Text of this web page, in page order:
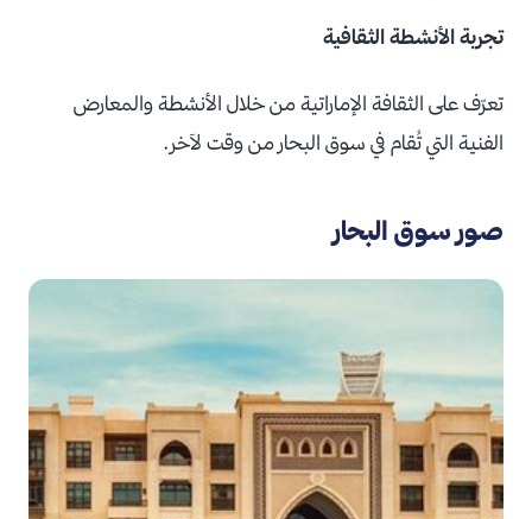
تجربة الأنشطة الثقافية
تعرّف على الثقافة الإماراتية من خلال الأنشطة والمعارض
الفنية التي تُقام في سوق البحار من وقت لآخر.
صور سوق البحار